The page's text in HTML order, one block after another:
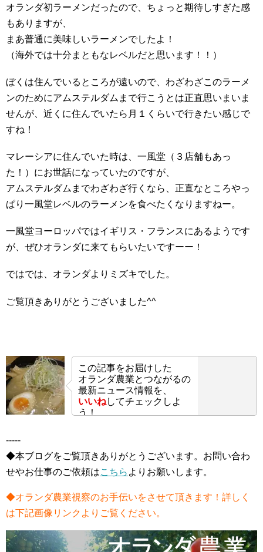
オランダ初ラーメンだったので、ちょっと期待しすぎた感
もありますが、
まあ普通に美味しいラーメンでしたよ！
（海外では十分まともなレベルだと思います！！）
ぼくは住んでいるところが遠いので、わざわざこのラーメ
ンのためにアムステルダムまで行こうとは正直思いまいま
せんが、近くに住んでいたら月１くらいで行きたい感じで
すね！
マレーシアに住んでいた時は、一風堂（３店舗もあっ
た！）にお世話になっていたのですが、
アムステルダムまでわざわざ行くなら、正直なところやっ
ぱり一風堂レベルのラーメンを食べたくなりますねー。
一風堂ヨーロッパではイギリス・フランスにあるようです
が、ぜひオランダに来てもらいたいですーー！
ではでは、オランダよりミズキでした。
ご覧頂きありがとうございました^^
この記事をお届けした
オランダ農業とつながるの
最新ニュース情報を、
いいねしてチェックしよ
う！
-----
◆本ブログをご覧頂きありがとうございます。お問い合わ
せやお仕事のご依頼はこちら よりお願いします。
◆オランダ農業視察のお手伝いをさせて頂きます！詳しく
は下記画像リンクよりご覧ください。